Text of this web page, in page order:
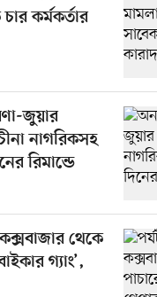
কর্মকর্তার
জুয়ার
নাগরিকসহ
রিমান্ডে
থেকে
গ্যাং’,